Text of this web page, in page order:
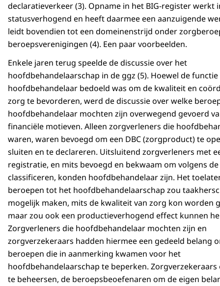
declaratieverkeer (3). Opname in het BIG-register werkt
statusverhogend en heeft daarmee een aanzuigende
leidt bovendien tot een domeinenstrijd onder
beroepsverenigingen (4). Een paar voorbeelden.
Enkele jaren terug speelde de discussie over het
hoofdbehandelaarschap in de ggz (5). Hoewel de functie
hoofdbehandelaar bedoeld was om de kwaliteit en
zorg te bevorderen, werd de discussie over welke
hoofdbehandelaar mochten zijn overwegend gevoerd
financiële motieven. Alleen zorgverleners die
waren, waren bevoegd om een DBC (zorgproduct) te
sluiten en te declareren. Uitsluitend zorgverleners met
registratie, en mits bevoegd en bekwaam om volgens de
classificeren, konden hoofdbehandelaar zijn. Het
beroepen tot het hoofdbehandelaarschap zou
mogelijk maken, mits de kwaliteit van zorg kon worden
maar zou ook een productieverhogend effect kunnen
Zorgverleners die hoofdbehandelaar mochten zijn en
zorgverzekeraars hadden hiermee een gedeeld belang
beroepen die in aanmerking kwamen voor het
hoofdbehandelaarschap te beperken.
te beheersen, de beroepsbeoefenaren om de eigen